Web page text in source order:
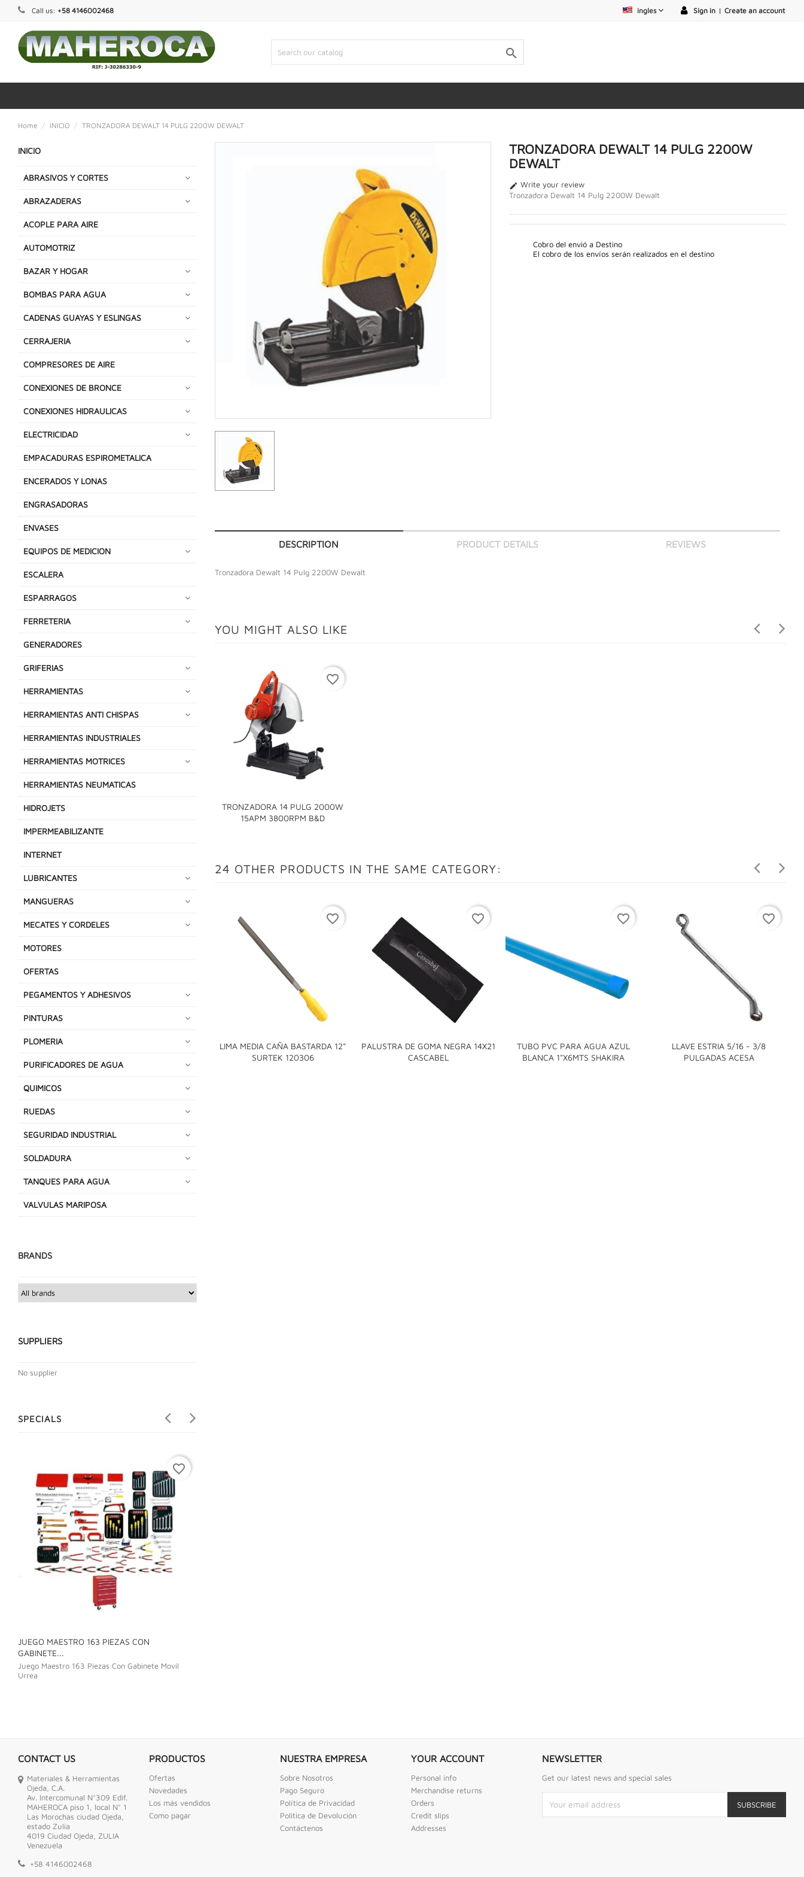
Call us: +58 4146002468 Sign in | Create an account
ingles

Home INICIO TRONZADORA DEWALT 14 PULG 2200W DEWALT
INICIO
ABRASIVOS Y CORTES
ABRAZADERAS
ACOPLE PARA AIRE
AUTOMOTRIZ
BAZAR Y HOGAR
BOMBAS PARA AGUA
CADENAS GUAYAS Y ESLINGAS
CERRAJERIA
COMPRESORES DE AIRE
CONEXIONES DE BRONCE
CONEXIONES HIDRAULICAS
ELECTRICIDAD
EMPACADURAS ESPIROMETALICA
ENCERADOS Y LONAS
ENGRASADORAS
ENVASES
EQUIPOS DE MEDICION
ESCALERA
ESPARRAGOS
FERRETERIA
GENERADORES
GRIFERIAS
HERRAMIENTAS
HERRAMIENTAS ANTI CHISPAS
HERRAMIENTAS INDUSTRIALES
HERRAMIENTAS MOTRICES
HERRAMIENTAS NEUMATICAS
HIDROJETS
IMPERMEABILIZANTE
INTERNET
LUBRICANTES
MANGUERAS
MECATES Y CORDELES
MOTORES
OFERTAS
PEGAMENTOS Y ADHESIVOS
PINTURAS
PLOMERIA
PURIFICADORES DE AGUA
QUIMICOS
RUEDAS
SEGURIDAD INDUSTRIAL
SOLDADURA
TANQUES PARA AGUA
VALVULAS MARIPOSA
BRANDS
SUPPLIERS
No supplier
SPECIALS
JUEGO MAESTRO 163 PIEZAS CON
GABINETE...
Juego Maestro 163 Piezas Con Gabinete Movil
Urrea
favorite_border
TRONZADORA DEWALT 14 PULG 2200W
DEWALT
 Write your review
Tronzadora Dewalt 14 Pulg 2200W Dewalt
Cobro del envió a Destino
El cobro de los envíos serán realizados en el destino
DESCRIPTION PRODUCT DETAILS REVIEWS
Tronzadora Dewalt 14 Pulg 2200W Dewalt
YOU MIGHT ALSO LIKE
TRONZADORA 14 PULG 2000W
15APM 3800RPM B&D

favorite_border
24 OTHER PRODUCTS IN THE SAME CATEGORY:
LIMA MEDIA CAÑA BASTARDA 12"
SURTEK 120306

favorite_border
PALUSTRA DE GOMA NEGRA 14X21
CASCABEL

favorite_border
TUBO PVC PARA AGUA AZUL
BLANCA 1"X6MTS SHAKIRA

favorite_border
LLAVE ESTRIA 5/16 - 3/8
PULGADAS ACESA

favorite_border
CONTACT US
Materiales & Herramientas
Ojeda, C.A.
Av. Intercomunal N°309 Edif.
MAHEROCA piso 1, local N° 1
Las Morochas ciudad Ojeda,
estado Zulia
4019 Ciudad Ojeda, ZULIA
Venezuela
+58 4146002468
PRODUCTOS
Ofertas
Novedades
Los más vendidos
Como pagar
NUESTRA EMPRESA
Sobre Nosotros
Pago Seguro
Política de Privacidad
Politica de Devolución
Contáctenos
YOUR ACCOUNT
Personal info
Merchandise returns
Orders
Credit slips
Addresses
NEWSLETTER
Get our latest news and special sales